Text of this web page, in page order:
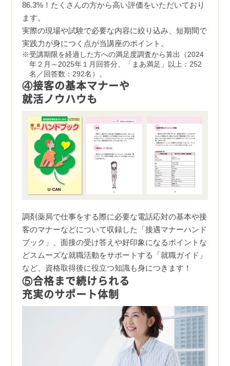
86.3%！たくさんの方から高い評価をいただいており
ます。
実際の現場や試験で必要な内容に絞り込み、短期間で
実践力が身につく点が当講座のポイント。
受講期限を経過した方への満足度調査から算出（2024
年２月～2025年１月回答分、「まあ満足」以上：252
名／回答数：292名）。
④接客の基本マナーや
就活ノウハウも
調剤薬局で仕事をする際に必要な電話応対の基本や接
客のマナーなどについて収録した「接遇マナーハンド
ブック」、面接の受け答えや好印象になるポイントな
どスムーズな就職活動をサポートする「就職ガイド」
など、資格取得後に役立つ知識も身につきます！
⑤合格まで続けられる
充実のサポート体制